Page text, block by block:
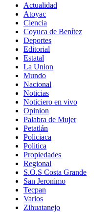
Actualidad
Atoyac
Ciencia
Coyuca de Benítez
Deportes
Editorial
Estatal
La Union
Mundo
Nacional
Noticias
Noticiero en vivo
Opinion
Palabra de Mujer
Petatlán
Policiaca
Politica
Propiedades
Regional
S.O.S Costa Grande
San Jeronimo
Tecpan
Varios
Zihuatanejo